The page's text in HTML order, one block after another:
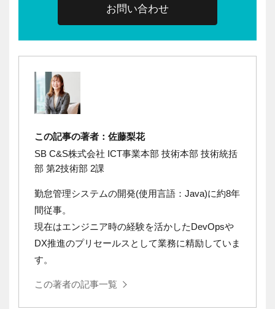
お問い合わせ
この記事の著者：佐藤梨花
SB C&S株式会社 ICT事業本部 技術本部 技術統括
部 第2技術部 2課
勤怠管理システムの開発(使用言語：Java)に約8年
間従事。
現在はエンジニア時の経験を活かしたDevOpsや
DX推進のプリセールスとして業務に精励していま
す。
この著者の記事一覧